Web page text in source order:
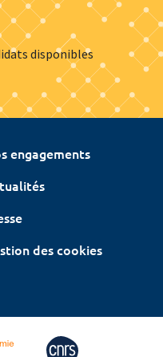
disponibles
engagements
des cookies